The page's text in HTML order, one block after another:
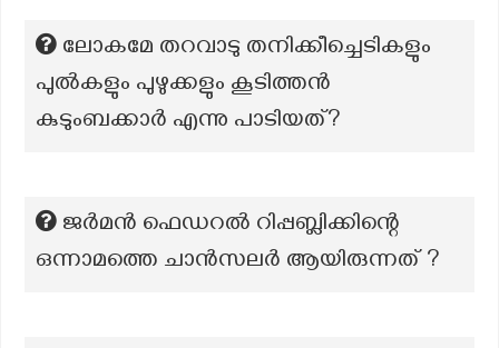
ലോകമേ തറവാടു തനിക്കീച്ചെടികളും
പുൽകളും പുഴുക്കളും കൂടിത്തൻ
കുടുംബക്കാർ എന്നു പാടിയത്?
ജർമൻ ഫെഡറൽ റിപ്പബ്ലിക്കിന്റെ
ഒന്നാമത്തെ ചാൻസലർ ആയിരുന്നത് ?